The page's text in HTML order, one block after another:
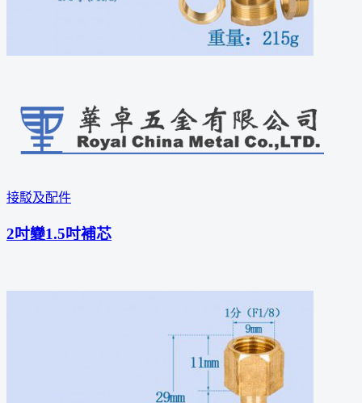
接駁及配件
2吋變1.5吋補芯